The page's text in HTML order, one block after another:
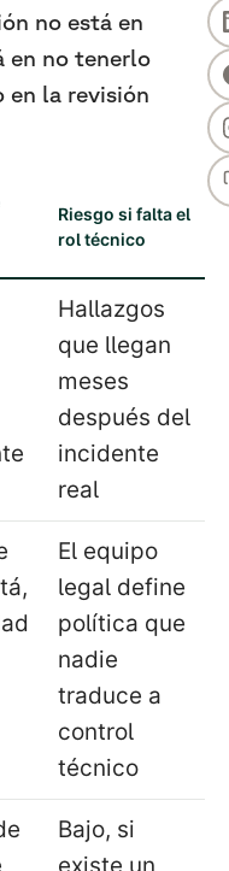
no está en
en no tenerlo
la revisión
Riesgo si falta el
rol técnico
Hallazgos
que llegan
meses
después del
incidente
real
El equipo
legal define
política que
nadie
traduce a
control
técnico
Bajo, si